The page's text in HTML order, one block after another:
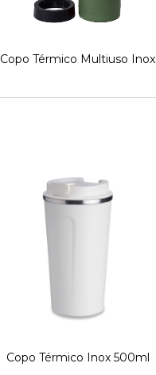
Copo Térmico Multiuso Inox
Copo Térmico Inox 500ml